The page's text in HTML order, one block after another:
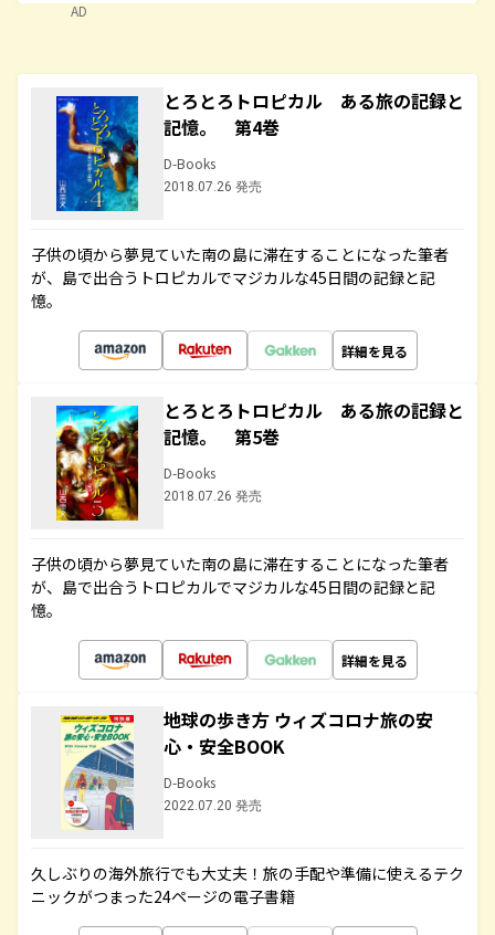
AD
とろとろトロピカル ある旅の記録と
記憶。 第4巻
D-Books
2018.07.26 発売
子供の頃から夢見ていた南の島に滞在することになった筆者
が、島で出合うトロピカルでマジカルな45日間の記録と記
憶。
詳細を見る
とろとろトロピカル ある旅の記録と
記憶。 第5巻
D-Books
2018.07.26 発売
子供の頃から夢見ていた南の島に滞在することになった筆者
が、島で出合うトロピカルでマジカルな45日間の記録と記
憶。
詳細を見る
地球の歩き方 ウィズコロナ旅の安
心・安全BOOK
D-Books
2022.07.20 発売
久しぶりの海外旅行でも大丈夫！旅の手配や準備に使えるテク
ニックがつまった24ページの電子書籍